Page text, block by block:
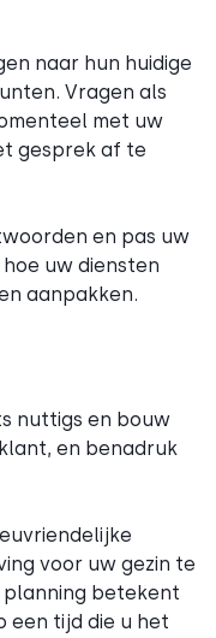
naar hun huidige
Vragen als
met uw
gesprek af te
en pas uw
uw diensten
aanpakken.
nuttigs en bouw
en benadruk
voor uw gezin te
planning betekent
een tijd die u het